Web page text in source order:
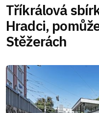
Tříkrálová
Hradci,
Stěžerách